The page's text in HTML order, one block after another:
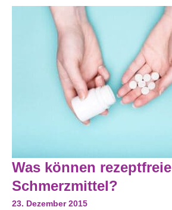
Was können rezeptfreie
Schmerzmittel?
23. Dezember 2015
Was
Können
Rezeptfreie
Schmerzmittel?